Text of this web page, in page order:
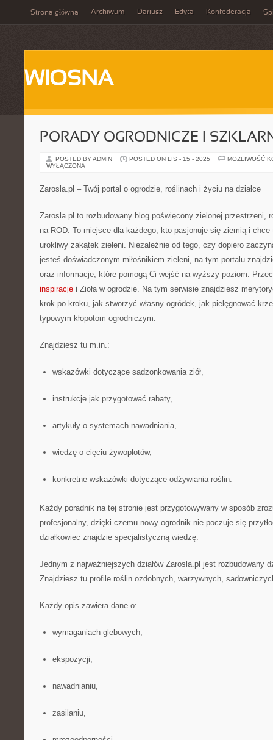
Strona główna Archiwum Dariusz Edyta Konfederacja
WIOSNA
PORADY OGRODNICZE I
POSTED BY ADMIN POSTED ON LIS - 15 - 2025
MOŻLIWOŚĆ
WYŁĄCZONA
Zarosla.pl – Twój portal o ogrodzie, roślinach i życiu na działce
Zarosla.pl to rozbudowany blog poświęcony zielonej przestrzeni,
na ROD. To miejsce dla każdego, kto pasjonuje się ziemią i chce
urokliwy zakątek zieleni. Niezależnie od tego, czy dopiero
jesteś doświadczonym miłośnikiem zieleni, na tym portalu
oraz informacje, które pomogą Ci wejść na wyższy poziom.
inspiracje i Zioła w ogrodzie. Na tym serwisie znajdziesz
krok po kroku, jak stworzyć własny ogródek, jak pielęgnować
typowym kłopotom ogrodniczym.
Znajdziesz tu m.in.:
wskazówki dotyczące sadzonkowania ziół,
instrukcje jak przygotować rabaty,
artykuły o systemach nawadniania,
wiedzę o cięciu żywopłotów,
konkretne wskazówki dotyczące odżywiania roślin.
Każdy poradnik na tej stronie jest przygotowywany w sposób
profesjonalny, dzięki czemu nowy ogrodnik nie poczuje się
działkowiec znajdzie specjalistyczną wiedzę.
Jednym z najważniejszych działów Zarosla.pl jest rozbudowany
Znajdziesz tu profile roślin ozdobnych, warzywnych,
Każdy opis zawiera dane o:
wymaganiach glebowych,
ekspozycji,
nawadnianiu,
zasilaniu,